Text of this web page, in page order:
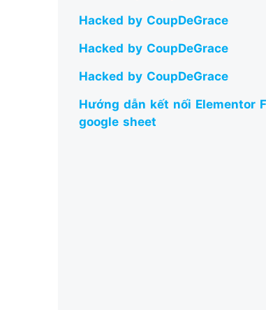
Hacked by CoupDeGrace
Hacked by CoupDeGrace
Hacked by CoupDeGrace
Hướng dẫn kết nối Elementor
google sheet